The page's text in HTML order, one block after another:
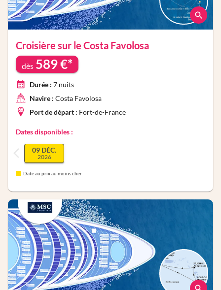
Croisière sur le Costa Favolosa
dès 589€*
Durée : 7 nuits
Navire : Costa Favolosa
Port de départ : Fort-de-France
Dates disponibles :
09 DÉC.
2026
Date au prix au moins cher